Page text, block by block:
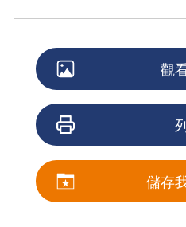
觀
儲存